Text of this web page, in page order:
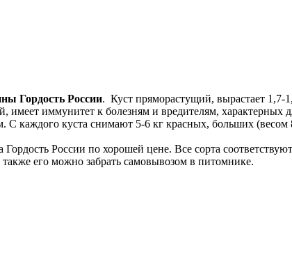
Гордость России. Куст пряморастущий, вырастает 1,7-
иммунитет к болезням и вредителям, характерных
С каждого куста снимают 5-6 кг красных, больших
России по хорошей цене. Все сорта
его можно забрать самовывозом в питомнике.